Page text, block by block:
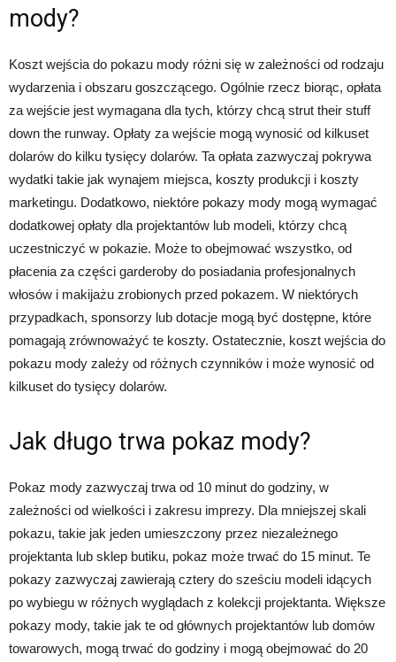
mody?
Koszt wejścia do pokazu mody różni się w zależności od rodzaju
wydarzenia i obszaru goszczącego. Ogólnie rzecz biorąc, opłata
za wejście jest wymagana dla tych, którzy chcą strut their stuff
down the runway. Opłaty za wejście mogą wynosić od kilkuset
dolarów do kilku tysięcy dolarów. Ta opłata zazwyczaj pokrywa
wydatki takie jak wynajem miejsca, koszty produkcji i koszty
marketingu. Dodatkowo, niektóre pokazy mody mogą wymagać
dodatkowej opłaty dla projektantów lub modeli, którzy chcą
uczestniczyć w pokazie. Może to obejmować wszystko, od
płacenia za części garderoby do posiadania profesjonalnych
włosów i makijażu zrobionych przed pokazem. W niektórych
przypadkach, sponsorzy lub dotacje mogą być dostępne, które
pomagają zrównoważyć te koszty. Ostatecznie, koszt wejścia do
pokazu mody zależy od różnych czynników i może wynosić od
kilkuset do tysięcy dolarów.
Jak długo trwa pokaz mody?
Pokaz mody zazwyczaj trwa od 10 minut do godziny, w
zależności od wielkości i zakresu imprezy. Dla mniejszej skali
pokazu, takie jak jeden umieszczony przez niezależnego
projektanta lub sklep butiku, pokaz może trwać do 15 minut. Te
pokazy zazwyczaj zawierają cztery do sześciu modeli idących
po wybiegu w różnych wyglądach z kolekcji projektanta. Większe
pokazy mody, takie jak te od głównych projektantów lub domów
towarowych, mogą trwać do godziny i mogą obejmować do 20